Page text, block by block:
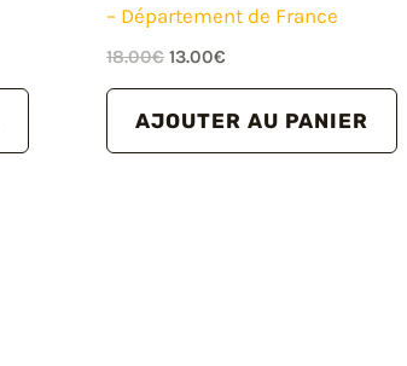
– Département de France
18.00€ Le
était :
18.00€.
13.00€
est :
13.00€.
AJOUTER AU PANIER